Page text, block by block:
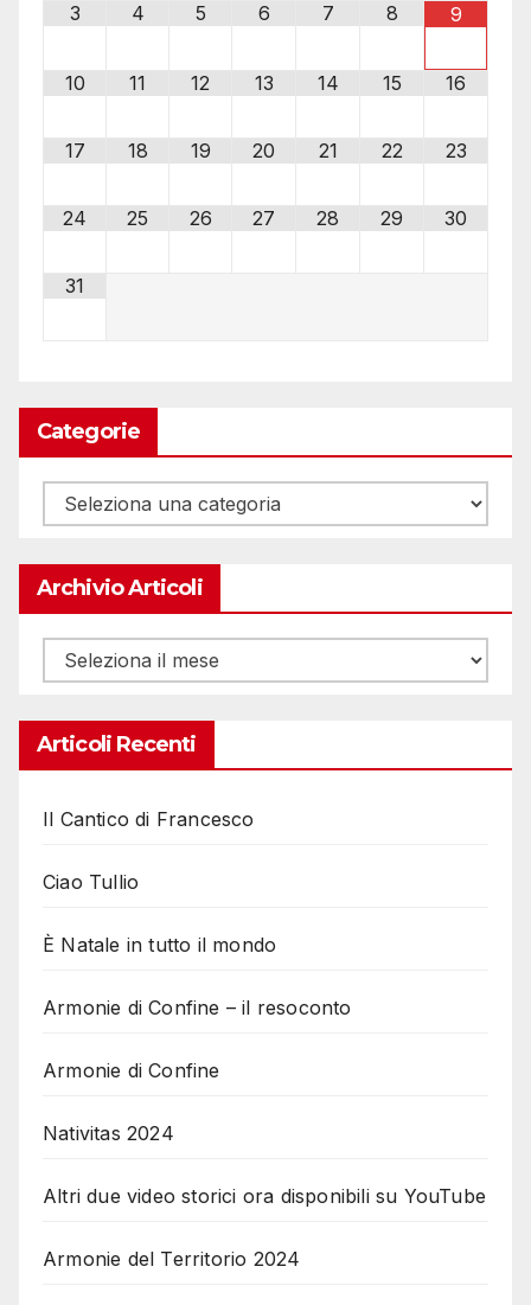
3 4 5 6 7 8 9
10 11 12 13 14 15 16
17 18 19 20 21 22 23
24 25 26 27 28 29 30
31
Categorie
Categorie
Archivio Articoli
Archivio
articoli
Articoli Recenti
Il Cantico di Francesco
Ciao Tullio
È Natale in tutto il mondo
Armonie di Confine – il resoconto
Armonie di Confine
Nativitas 2024
Altri due video storici ora disponibili su YouTube
Armonie del Territorio 2024